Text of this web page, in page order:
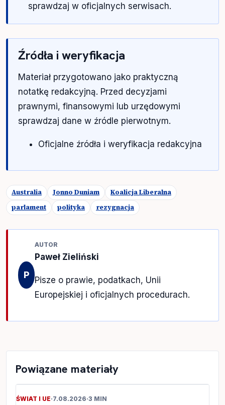
sprawdzaj w oficjalnych serwisach.
Źródła i weryfikacja
Materiał przygotowano jako praktyczną
notatkę redakcyjną. Przed decyzjami
prawnymi, finansowymi lub urzędowymi
sprawdzaj dane w źródle pierwotnym.
Oficjalne źródła i weryfikacja redakcyjna
Australia Jonno Duniam
Koalicja Liberalna
parlament
polityka rezygnacja
P
AUTOR
Paweł Zieliński
Pisze o prawie, podatkach, Unii
Europejskiej i oficjalnych procedurach.
Powiązane materiały
ŚWIAT I UE·7.08.2026·3 MIN